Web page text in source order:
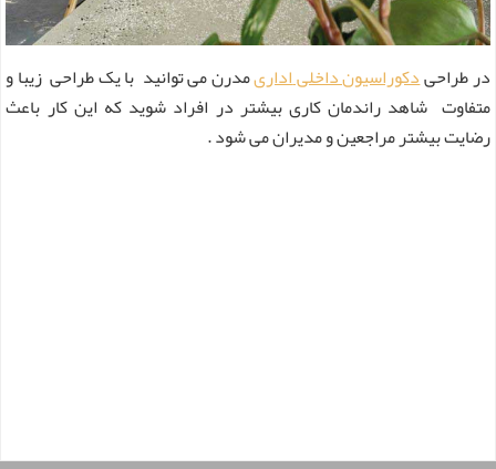
در طراحیدکوراسیون داخلیاداریمدرن می توانید با یک طراحی زیبا و
متفاوت شاهد راندمان کاری بیشتر در افراد شوید که این کار باعث
رضایت بیشتر مراجعین و مدیران می شود .